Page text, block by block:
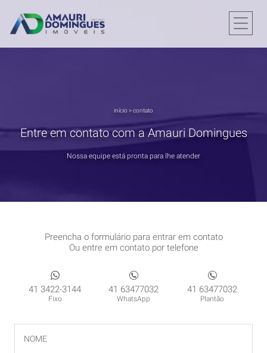
início>contato
Entre em contato com a Amauri Domingues
Nossa equipe está pronta para lhe atender
Preencha o formulário para entrar em contato
Ou entre em contato por telefone
41 3422-3144
Fixo
41 63477032
WhatsApp
41 63477032
Plantão